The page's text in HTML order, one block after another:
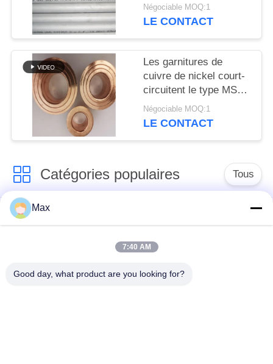
conduite d'eau du tuyau
Négociable MOQ:1
LE CONTACT
Les garnitures de
cuivre de nickel court-
circuitent le type MSS
Sp43 C70600 Lap Joint
Stub End
Négociable MOQ:1
LE CONTACT
Catégories populaires Tous
Tuyau d'alliage de
inoxydable duplex
superbe
tuyau d'acier
Max
7:40 AM
Good day, what product are you looking for?